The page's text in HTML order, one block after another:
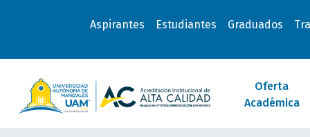
Aspirantes Estudiantes Graduados
Oferta
Académica